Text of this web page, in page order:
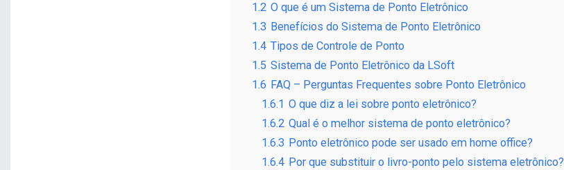
1.2 O que é um Sistema de Ponto Eletrônico
1.3 Benefícios do Sistema de Ponto Eletrônico
1.4 Tipos de Controle de Ponto
1.5 Sistema de Ponto Eletrônico da LSoft
1.6 FAQ – Perguntas Frequentes sobre Ponto Eletrônico
1.6.1 O que diz a lei sobre ponto eletrônico?
1.6.2 Qual é o melhor sistema de ponto eletrônico?
1.6.3 Ponto eletrônico pode ser usado em home office?
1.6.4 Por que substituir o livro-ponto pelo sistema eletrônico?